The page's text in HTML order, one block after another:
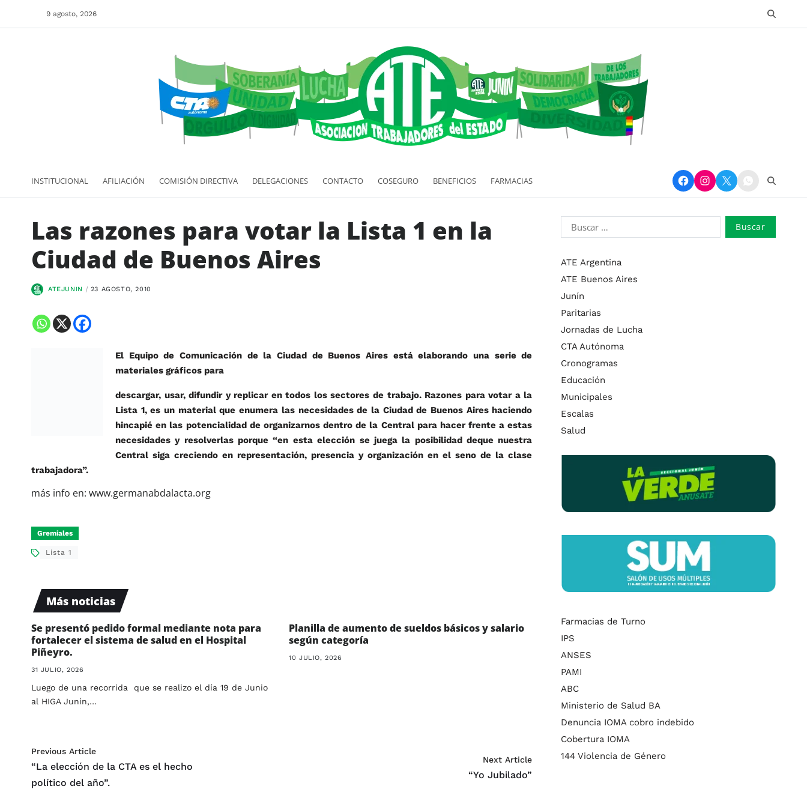
9 agosto, 2026
INSTITUCIONAL AFILIACIÓN COMISIÓN DIRECTIVA DELEGACIONES CONTACTO COSEGURO BENEFICIOS FARMACIAS
Las razones para votar la Lista 1 en la
Ciudad de Buenos Aires
ATEJUNIN 23 AGOSTO, 2010
El Equipo de Comunicación de la Ciudad de Buenos Aires está elaborando una serie de
materiales gráficos para
descargar, usar, difundir y replicar en todos los sectores de trabajo. Razones para votar a la
Lista 1, es un material que enumera las necesidades de la Ciudad de Buenos Aires haciendo
hincapié en las potencialidad de organizarnos dentro de la Central para hacer frente a estas
necesidades y resolverlas porque “en esta elección se juega la posibilidad deque nuestra
Central siga creciendo en representación, presencia y organización en el seno de la clase
trabajadora”.
más info en: www.germanabdalacta.org
Gremiales
Lista 1
Más noticias
Se presentó pedido formal mediante nota para
fortalecer el sistema de salud en el Hospital
Piñeyro.
31 JULIO, 2026
Luego de una recorrida que se realizo el día 19 de Junio
al HIGA Junín,…
Planilla de aumento de sueldos básicos y salario
según categoría
10 JULIO, 2026
Previous Article
“La elección de la CTA es el hecho
político del año”.
Next Article
“Yo Jubilado”
ATE Argentina
ATE Buenos Aires
Junín
Paritarias
Jornadas de Lucha
CTA Autónoma
Cronogramas
Educación
Municipales
Escalas
Salud
Farmacias de Turno
IPS
ANSES
PAMI
ABC
Ministerio de Salud BA
Denuncia IOMA cobro indebido
Cobertura IOMA
144 Violencia de Género